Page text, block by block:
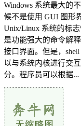
Windows 系统最大的
候不是使用 GUI 图形
Unix/Linux 系统的标
是功能强大的命令解
接口界面。但是，
以与系统内核进行交
分。程序员可以根据...